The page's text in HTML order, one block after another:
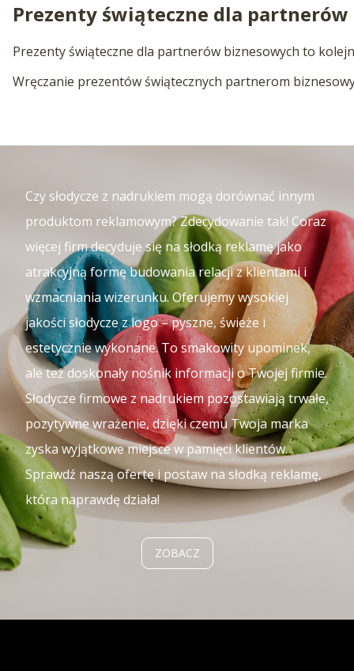
Prezenty świąteczne dla
Prezenty świąteczne dla partnerów biznesowych to
Wręczanie prezentów świątecznych partnerom
Czy słodycze z nadrukiem mogą dorównać innym
produktom reklamowym? Zdecydowanie tak! Coraz
więcej firm decyduje się na słodką reklamę jako
atrakcyjną formę budowania relacji z klientami i
wzmacniania wizerunku. Oferujemy wysokiej
jakości słodycze z logo – pyszne, świeże i
estetycznie wykonane. To smakowity upominek,
ale też doskonały nośnik informacji o Twojej firmie.
Słodycze firmowe z nadrukiem pozostawiają trwałe,
pozytywne wrażenie, dzięki czemu Twoja marka
zyska wyjątkowe miejsce w pamięci klientów.
Sprawdź naszą ofertę i postaw na słodką reklamę,
która naprawdę działa!
ZOBACZ